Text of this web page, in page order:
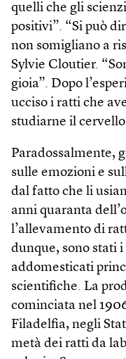
quelli che gli
positivi”. “Si può
non somigliano a
Sylvie Cloutier.
gioia”. Dopo
ucciso i ratti che
studiarne il
Paradossalmente,
sulle emozioni e
dal fatto che li
anni quaranta
l’allevamento di
dunque, sono stati
addomesticati
scientifiche. La
cominciata nel
Filadelfia, negli
metà dei ratti da